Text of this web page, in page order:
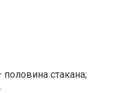
стакана;